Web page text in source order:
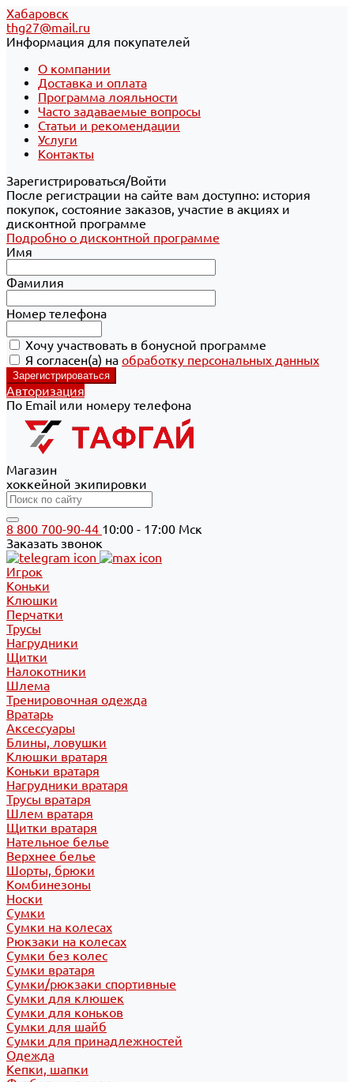
Хабаровск
thg27@mail.ru
Информация для покупателей
О компании
Доставка и оплата
Программа лояльности
Часто задаваемые вопросы
Статьи и рекомендации
Услуги
Контакты
Зарегистрироваться/Войти
После регистрации на сайте вам доступно: история
покупок, состояние заказов, участие в акциях и
дисконтной программе
Подробно о дисконтной программе
Имя
Фамилия
Номер телефона
Хочу участвовать в бонусной программе
Я согласен(а) на обработку персональных данных
Авторизация
По Email или номеру телефона
Магазин
хоккейной экипировки
8 800 700-90-44 10:00 - 17:00 Мск
Заказать звонок
Игрок
Коньки
Клюшки
Перчатки
Трусы
Нагрудники
Щитки
Налокотники
Шлема
Тренировочная одежда
Вратарь
Аксессуары
Блины, ловушки
Клюшки вратаря
Коньки вратаря
Нагрудники вратаря
Трусы вратаря
Шлем вратаря
Щитки вратаря
Нательное белье
Верхнее белье
Шорты, брюки
Комбинезоны
Носки
Сумки
Сумки на колесах
Рюкзаки на колесах
Сумки без колес
Сумки вратаря
Сумки/рюкзаки спортивные
Сумки для клюшек
Сумки для коньков
Сумки для шайб
Сумки для принадлежностей
Одежда
Кепки, шапки